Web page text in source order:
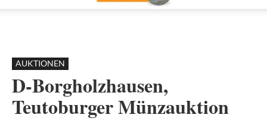
AUKTIONEN
D-Borgholzhausen,
Teutoburger Münzauktion